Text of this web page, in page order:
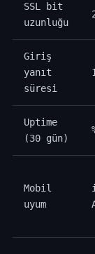
SSL bit
uzunluğu
Giriş
yanıt
süresi
Uptime
(30 gün)
Mobil
uyum